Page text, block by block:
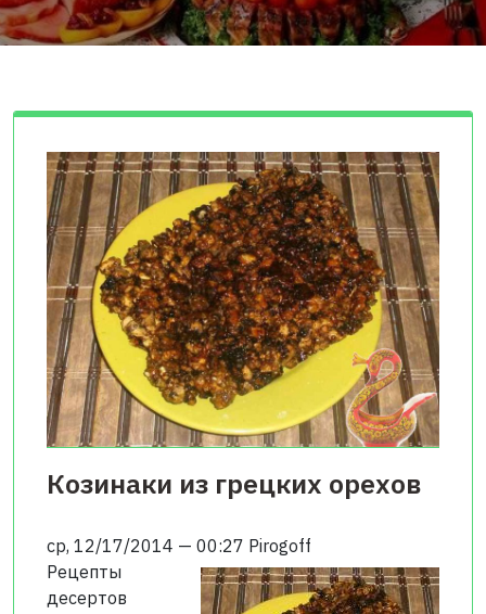
Козинаки из грецких орехов
ср, 12/17/2014 — 00:27 Pirogoff
Рецепты
десертов